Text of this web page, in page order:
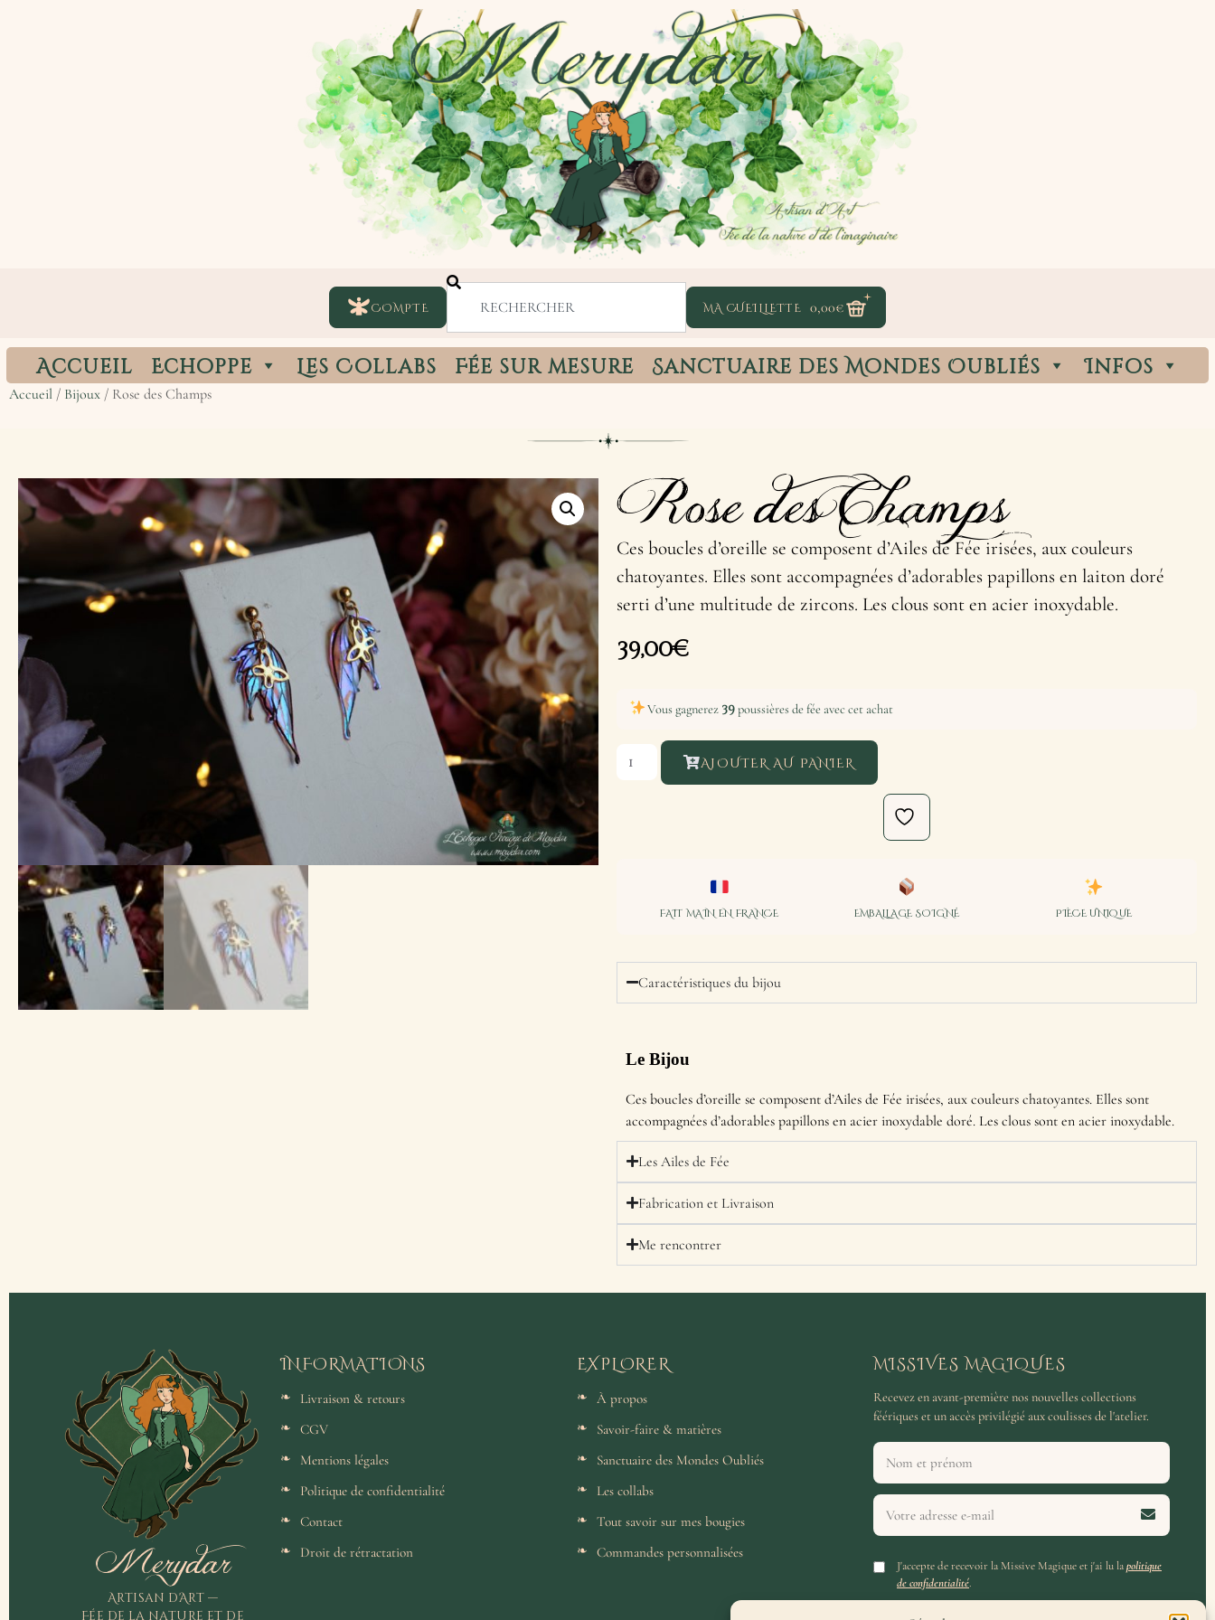
COMPTE 0,00€
Accueil Echoppe Les Collabs Fée sur mesure Sanctuaire des Mondes Oubliés Infos
Accueil / Bijoux / Rose des Champs
Rose des Champs
Ces boucles d’oreille se composent d’Ailes de Fée irisées, aux couleurs
chatoyantes. Elles sont accompagnées d’adorables papillons en laiton doré
serti d’une multitude de zircons. Les clous sont en acier inoxydable.
39,00€
Vous gagnerez 39poussières de fée avec cet achat
AJOUTER AU PANIER
FAIT MAIN EN FRANCE EMBALLAGE SOIGNÉ PIÈCE UNIQUE
Caractéristiques du bijou
Le Bijou
Ces boucles d’oreille se composent d’Ailes de Fée irisées, aux couleurs chatoyantes. Elles sont
accompagnées d’adorables papillons en acier inoxydable doré. Les clous sont en acier inoxydable.
Les Ailes de Fée
Fabrication et Livraison
Me rencontrer
Merydar
Artisan d'Art —
Fée de la nature et de
INFORMATIONS
Livraison & retours
CGV
Mentions légales
Politique de confidentialité
Contact
Droit de rétractation
EXPLORER
À propos
Savoir-faire & matières
Sanctuaire des Mondes Oubliés
Les collabs
Tout savoir sur mes bougies
Commandes personnalisées
MISSIVES MAGIQUES
Recevez en avant-première nos nouvelles collections
féériques et un accès privilégié aux coulisses de l'atelier.
J'accepte de recevoir la Missive Magique et j'ai lu lapolitique
de confidentialité.